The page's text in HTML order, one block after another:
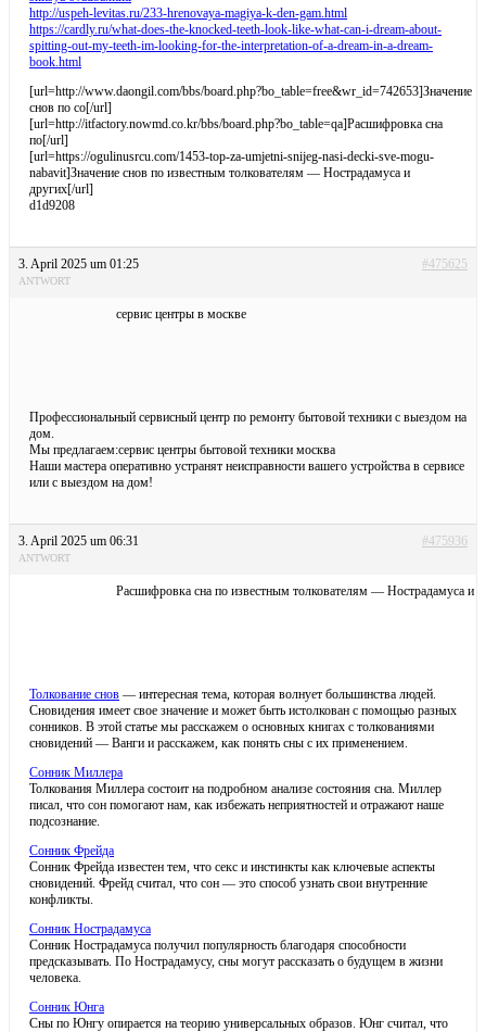
http://uspeh-levitas.ru/233-hrenovaya-magiya-k-den-gam.html
https://cardly.ru/what-does-the-knocked-teeth-look-like-what-can-i-dream-about-
spitting-out-my-teeth-im-looking-for-the-interpretation-of-a-dream-in-a-dream-
book.html
[url=http://www.daongil.com/bbs/board.php?bo_table=free&wr_id=742653]Значение
снов по со[/url]
[url=http://itfactory.nowmd.co.kr/bbs/board.php?bo_table=qa]Расшифровка сна
по[/url]
[url=https://ogulinusrcu.com/1453-top-za-umjetni-snijeg-nasi-decki-sve-mogu-
nabavit]Значение снов по известным толкователям — Нострадамуса и
других[/url]
d1d9208
3. April 2025 um 01:25 #475625
ANTWORT
сервис центры в москве
Профессиональный сервисный центр по ремонту бытовой техники с выездом на
дом.
Мы предлагаем:сервис центры бытовой техники москва
Наши мастера оперативно устранят неисправности вашего устройства в сервисе
или с выездом на дом!
3. April 2025 um 06:31 #475936
ANTWORT
Расшифровка сна по известным толкователям — Нострадамуса и
Толкование снов — интересная тема, которая волнует большинства людей.
Сновидения имеет свое значение и может быть истолкован с помощью разных
сонников. В этой статье мы расскажем о основных книгах с толкованиями
сновидений — Ванги и расскажем, как понять сны с их применением.
Сонник Миллера
Толкования Миллера состоит на подробном анализе состояния сна. Миллер
писал, что сон помогают нам, как избежать неприятностей и отражают наше
подсознание.
Сонник Фрейда
Сонник Фрейда известен тем, что секс и инстинкты как ключевые аспекты
сновидений. Фрейд считал, что сон — это способ узнать свои внутренние
конфликты.
Сонник Нострадамуса
Сонник Нострадамуса получил популярность благодаря способности
предсказывать. По Нострадамусу, сны могут рассказать о будущем в жизни
человека.
Сонник Юнга
Сны по Юнгу опирается на теорию универсальных образов. Юнг считал, что